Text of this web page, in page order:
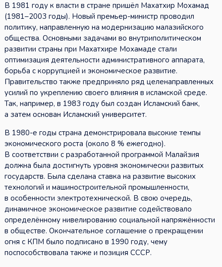
В 1981 году к власти в стране пришёл Махатхир Мохамад
(1981–2003 годы). Новый премьер-министр проводил
политику, направленную на модернизацию малазийского
общества. Основными задачами во внутриполитическом
развитии страны при Махатхире Мохамаде стали
оптимизация деятельности административного аппарата,
борьба с коррупцией и экономическое развитие.
Правительство также предприняло ряд целенаправленных
усилий по укреплению своего влияния в исламской среде.
Так, например, в 1983 году был создан Исламский банк,
а затем основан Исламский университет.
В 1980-е годы страна демонстрировала высокие темпы
экономического роста (около 8 % ежегодно).
В соответствии с разработанной программой Малайзия
должна была достигнуть уровня экономически развитых
государств. Была сделана ставка на развитие высоких
технологий и машиностроительной промышленности,
в особенности электротехнической. В свою очередь,
динамичное экономическое развитие содействовало
определённому нивелированию социальной напряжённости
в обществе. Окончательное соглашение о прекращении
огня с КПМ было подписано в 1990 году, чему
поспособствовала также и позиция СССР.